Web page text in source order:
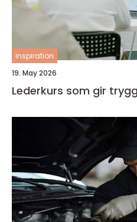
inspiration
19. May 2026
Lederkurs som gir